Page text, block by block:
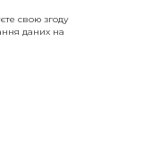
свою згоду
даних на